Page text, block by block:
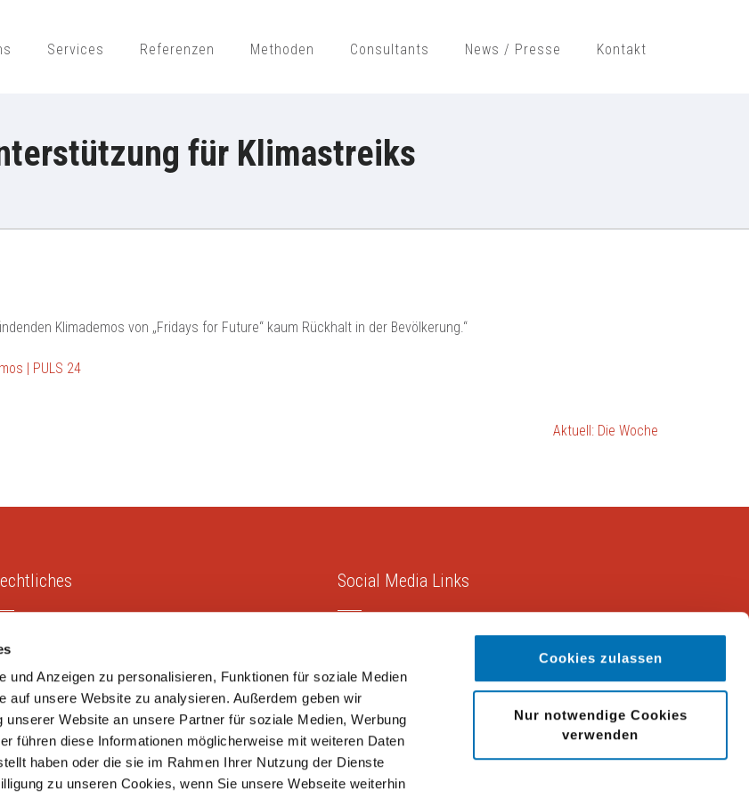
und Anzeigen zu personalisieren, Funktionen für soziale Medien
auf unsere Website zu analysieren. Außerdem geben wir
unserer Website an unsere Partner für soziale Medien, Werbung
führen diese Informationen möglicherweise mit weiteren Daten
haben oder die sie im Rahmen Ihrer Nutzung der Dienste
zu unseren Cookies, wenn Sie unsere Webseite weiterhin
Cookies zulassen
Nur notwendige Cookies
verwenden
Public Opinion Strategies GmbH
Services Referenzen Methoden Consultants News / Presse Kontakt
für Klimastreiks
Klimademos von „Fridays for Future“ kaum Rückhalt in der Bevölkerung.“
| PULS 24
Aktuell: Die Woche
Datenschutz
Social Media Links